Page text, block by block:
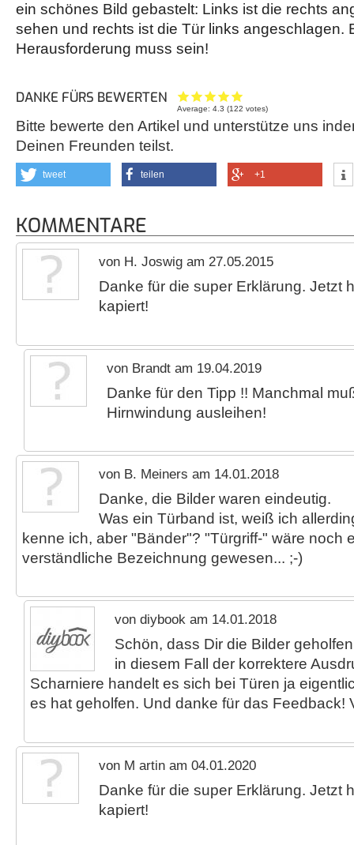
ein schönes Bild gebastelt: Links ist die rechts
sehen und rechts ist die Tür links angeschlagen.
Herausforderung muss sein!
DANKE FÜRS BEWERTEN
Average:4.3 (122 votes)
Bitte bewerte den Artikel und unterstütze uns
Deinen Freunden teilst.
tweet teilen +1
KOMMENTARE
von H. Joswig am 27.05.2015
Danke für die super Erklärung. Jetzt
kapiert!
von Brandt am 19.04.2019
Danke für den Tipp !! Manchmal
Hirnwindung ausleihen!
von B. Meiners am 14.01.2018
Danke, die Bilder waren eindeutig.
Was ein Türband ist, weiß ich
kenne ich, aber "Bänder"? "Türgriff-" wäre noch
verständliche Bezeichnung gewesen... ;-)
von diybook am 14.01.2018
Schön, dass Dir die Bilder
in diesem Fall der korrektere
Scharniere handelt es sich bei Türen ja
es hat geholfen. Und danke für das Feedback!
von M artin am 04.01.2020
Danke für die super Erklärung. Jetzt
kapiert!